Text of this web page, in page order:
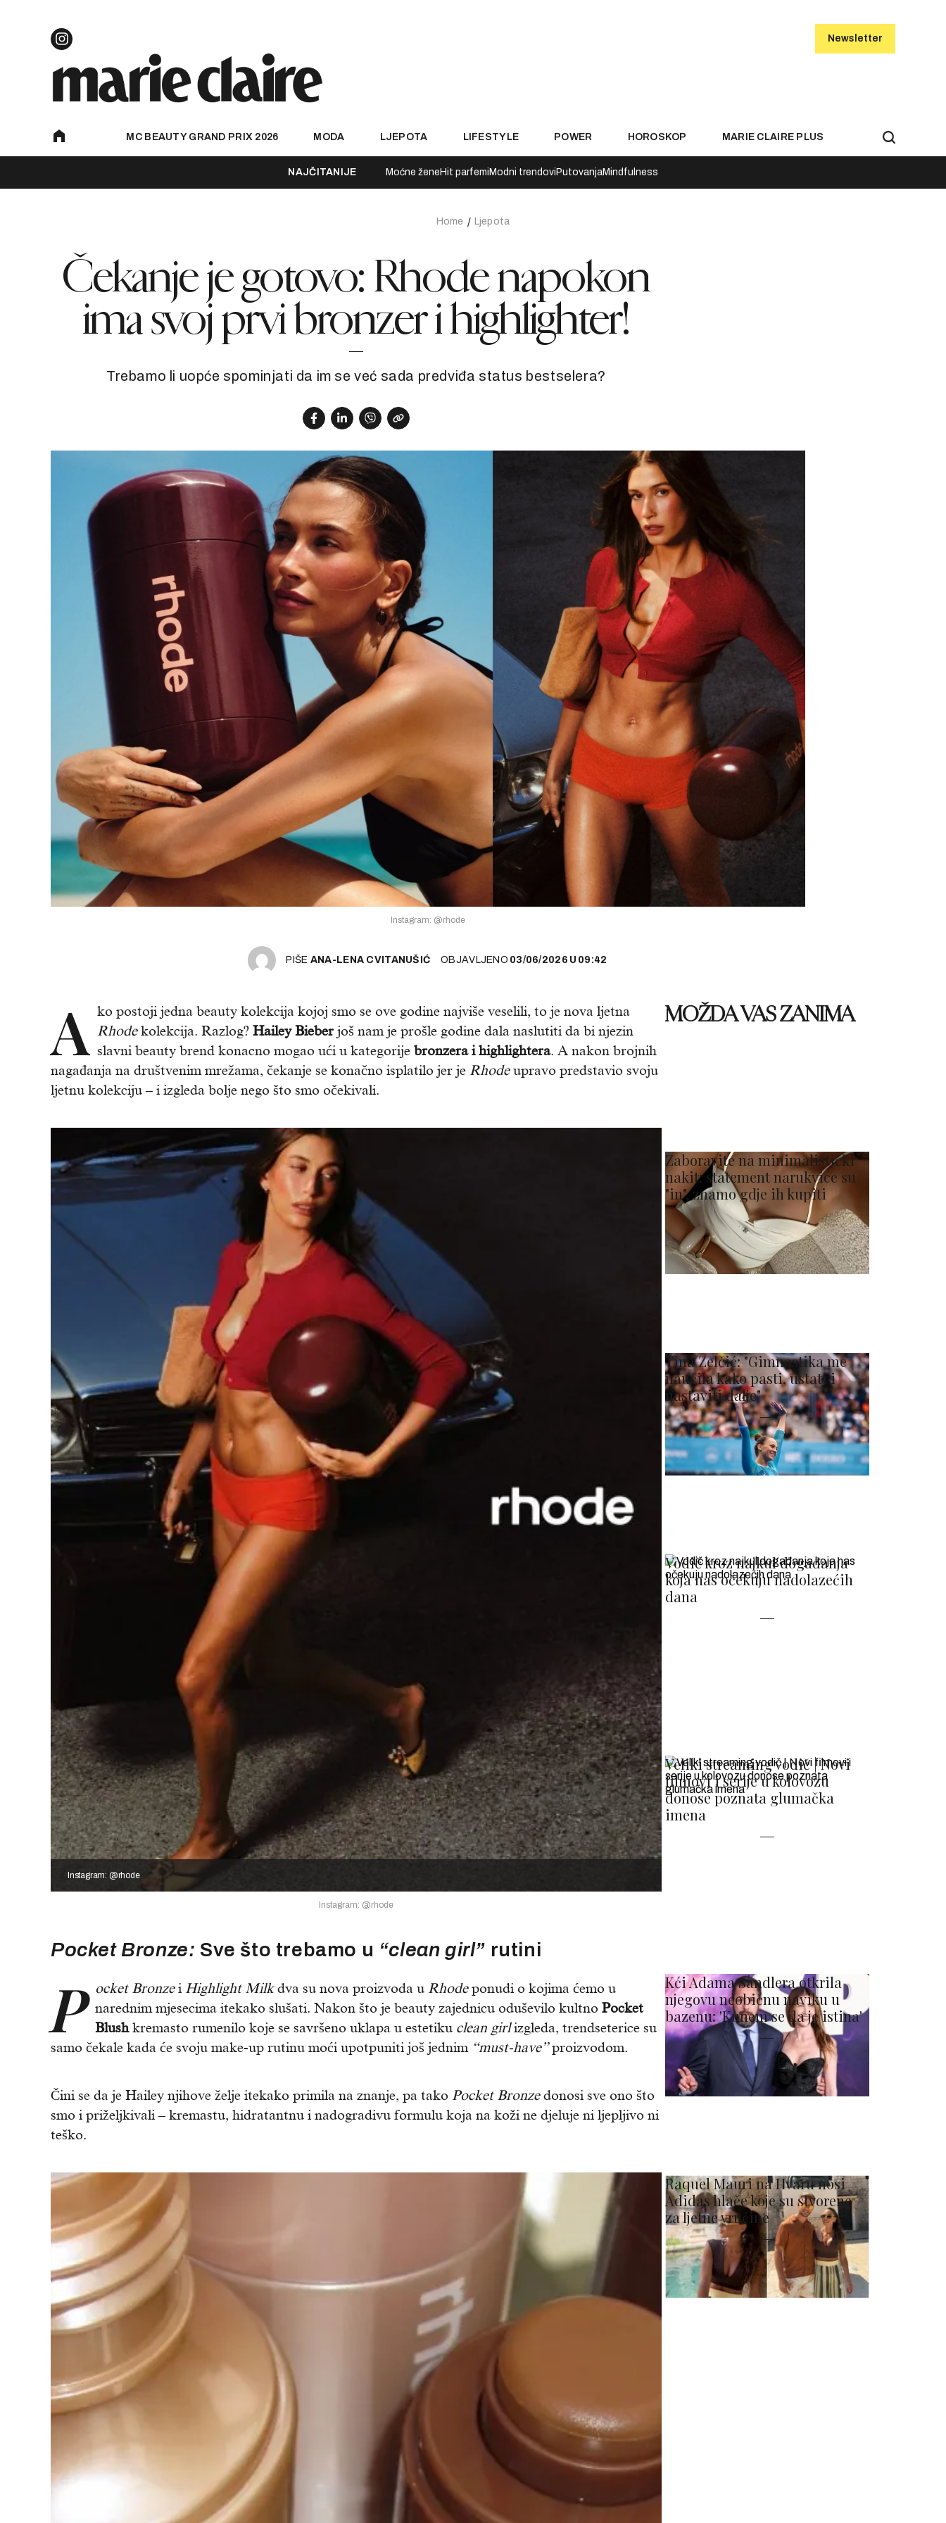
Newsletter
MC BEAUTY GRAND PRIX 2026 MODA LJEPOTA LIFESTYLE POWER HOROSKOP MARIE CLAIRE PLUS
NAJČITANIJE Moćne žene Hit parfemi Modni trendovi PutovanjaMindfulness
Home Ljepota
Čekanje je gotovo: Rhode napokon
ima svoj prvi bronzer i highlighter!
Trebamo li uopće spominjati da im se već sada predviđa status bestselera?
Instagram: @rhode
PIŠE ANA-LENA CVITANUŠIĆ OBJAVLJENO 03/06/2026 U 09:42
A ko postoji jedna beauty kolekcija kojoj smo se ove godine najviše veselili, to je nova ljetna
Rhodekolekcija. Razlog? Hailey Bieberjoš nam je prošle godine dala naslutiti da bi njezin
slavni beauty brend konacno mogao ući u kategorije bronzera i highlightera. A nakon brojnih
nagađanja na društvenim mrežama, čekanje se konačno isplatilo jer je Rhodeupravo predstavio svoju
ljetnu kolekciju – i izgleda bolje nego što smo očekivali.
Instagram: @rhode
Instagram: @rhode
Pocket Bronze: Sve što trebamo u “clean girl” rutini
P ocket Bronzei Highlight Milkdva su nova proizvoda u Rhodeponudi o kojima ćemo u
narednim mjesecima itekako slušati. Nakon što je beauty zajednicu oduševilo kultno Pocket
Blushkremasto rumenilo koje se savršeno uklapa u estetiku clean girlizgleda, trendseterice su
samo čekale kada će svoju make-up rutinu moći upotpuniti još jednim “must-have”proizvodom.
Čini se da je Hailey njihove želje itekako primila na znanje, pa tako Pocket Bronzedonosi sve ono što
smo i priželjkivali – kremastu, hidratantnu i nadogradivu formulu koja na koži ne djeluje ni ljepljivo ni
teško.
MOŽDA VAS ZANIMA
Zaboravite na minimalistički
nakit: statement narukvice su
"in", znamo gdje ih kupiti
Tina Zelčić: "Gimnastika me
naučila kako pasti, ustati i
nastaviti dalje"
Vodič kroz najkul događanja
koja nas očekuju nadolazećih
dana
Veliki streaming vodič | Novi
filmovi i serije u kolovozu
donose poznata glumačka
imena
Kći Adama Sandlera otkrila
njegovu neobičnu naviku u
bazenu: 'Kunem se da je istina'
Raquel Mauri na Hvaru nosi
Adidas hlače koje su stvorene
za ljetne vrućine